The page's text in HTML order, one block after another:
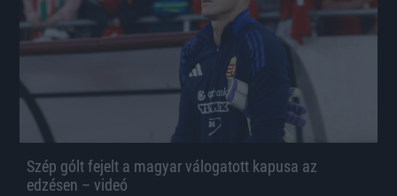
Szép gólt fejelt a magyar válogatott kapusa az
edzésen – videó